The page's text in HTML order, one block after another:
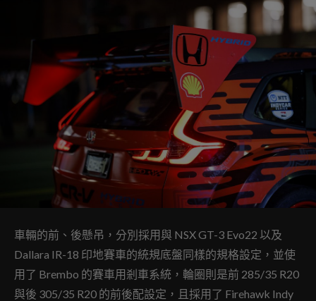
車輛的前、後懸吊，分別採用與 NSX GT-3 Evo22 以及
Dallara IR-18 印地賽車的統規底盤同樣的規格設定，並使
用了 Brembo 的賽車用剎車系統，輪圈則是前 285/35 R20
與後 305/35 R20 的前後配設定，且採用了 Firehawk Indy